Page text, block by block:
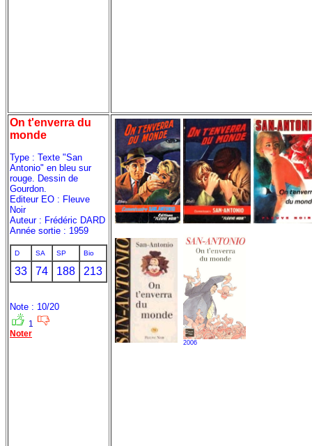
On t'enverra du
monde
Type : Texte "San
Antonio" en bleu sur
rouge. Dessin de
Gourdon.
Editeur EO : Fleuve
Noir
Auteur : Frédéric DARD
Année sortie : 1959
D SA SP Bio
33 74 188 213
Note : 10/20
1
Noter
2006